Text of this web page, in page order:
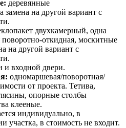
деревянные
на другой вариант с
двухкамерный, одна
поворотно-откидная, москитные
на другой вариант с
и входной двери.
одномаршевая/поворотная/
от проекта. Тетива,
опорные столбы
клееные.
индивидуально, в
участка, в стоимость не входит.